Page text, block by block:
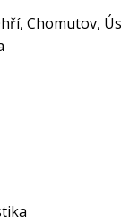
, Chomutov,